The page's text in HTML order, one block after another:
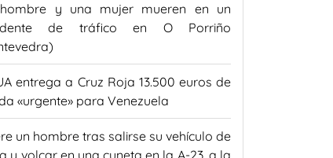
y una mujer mueren en un
de tráfico en O Porriño
entrega a Cruz Roja 13.500 euros de
«urgente» para Venezuela
un hombre tras salirse su vehículo de